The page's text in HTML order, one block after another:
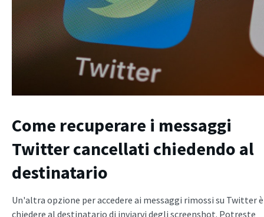
Come recuperare i messaggi
Twitter cancellati chiedendo al
destinatario
Un'altra opzione per accedere ai messaggi rimossi su Twitter è
chiedere al destinatario di inviarvi degli screenshot. Potreste